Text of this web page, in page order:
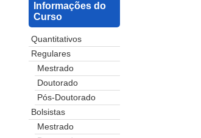
Informações do
Curso
Quantitativos
Regulares
Mestrado
Doutorado
Pós-Doutorado
Bolsistas
Mestrado